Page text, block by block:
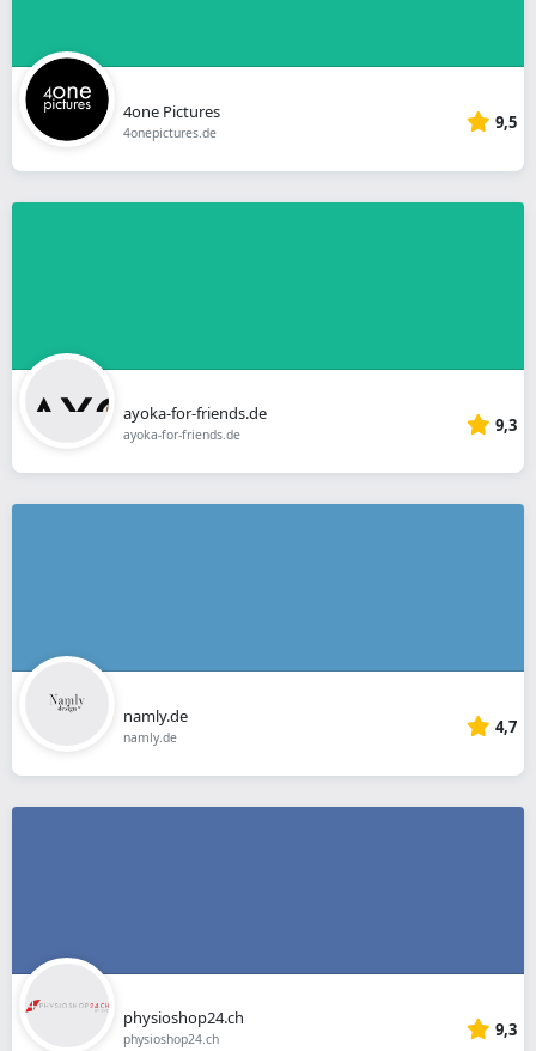
4one Pictures
4onepictures.de 9,5
ayoka-for-friends.de
ayoka-for-friends.de 9,3
namly.de
namly.de 4,7
physioshop24.ch
physioshop24.ch 9,3